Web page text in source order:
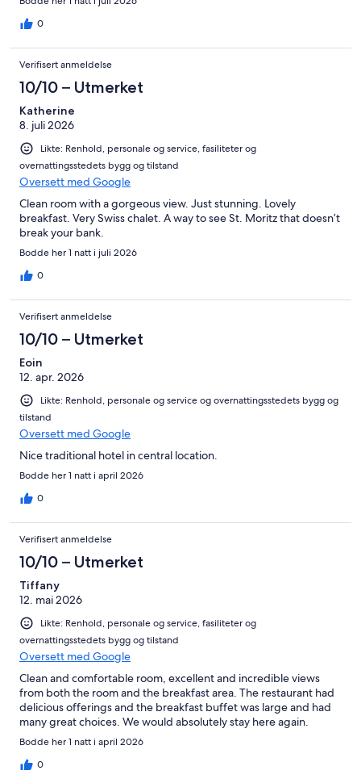
0
Verifisert anmeldelse
10/10 – Utmerket
Katherine
8. juli 2026
Likte: Renhold, personale og service, fasiliteter og
overnattingsstedets bygg og tilstand
Oversett med Google
Clean room with a gorgeous view. Just stunning. Lovely
breakfast. Very Swiss chalet. A way to see St. Moritz that doesn’t
break your bank.
Bodde her 1 natt i juli 2026
0
Verifisert anmeldelse
10/10 – Utmerket
Eoin
12. apr. 2026
Likte: Renhold, personale og service og overnattingsstedets bygg og
tilstand
Oversett med Google
Nice traditional hotel in central location.
Bodde her 1 natt i april 2026
0
Verifisert anmeldelse
10/10 – Utmerket
Tiffany
12. mai 2026
Likte: Renhold, personale og service, fasiliteter og
overnattingsstedets bygg og tilstand
Oversett med Google
Clean and comfortable room, excellent and incredible views
from both the room and the breakfast area. The restaurant had
delicious offerings and the breakfast buffet was large and had
many great choices. We would absolutely stay here again.
Bodde her 1 natt i april 2026
0